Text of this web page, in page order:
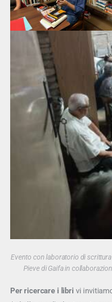
Evento con laboratorio di
Pieve di Gaifa in
Per ricercare i libri vi